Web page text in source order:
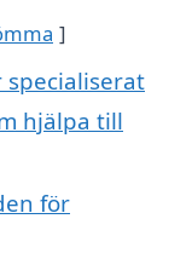
specialiserat
hjälpa till
för